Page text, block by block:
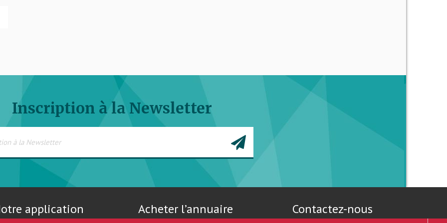
Inscription à la Newsletter
application Acheter l’annuaire Contactez-nous